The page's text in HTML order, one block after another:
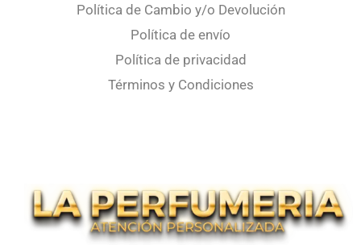
Política de Cambio y/o Devolución
Política de envío
Política de privacidad
Términos y Condiciones